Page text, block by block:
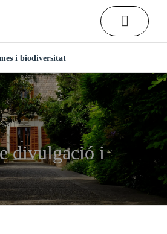
i biodiversitat
divulgació i